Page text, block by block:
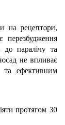
на рецептори,
перезбудження
до паралічу та
не впливає
ефективним
протягом 30